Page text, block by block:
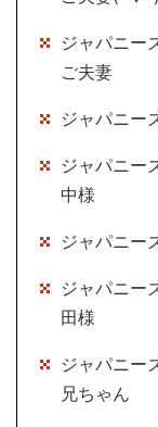
ジャパニー
ご夫妻
ジャパニー
ジャパニー
中様
ジャパニー
ジャパニー
田様
ジャパニー
兄ちゃん